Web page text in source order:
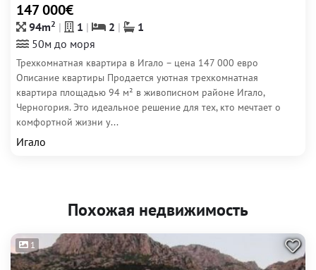
147 000€
94m2 1 2
1
50м до моря
Трехкомнатная квартира в Игало – цена 147 000 евро
Описание квартиры Продается уютная трехкомнатная
квартира площадью 94 м² в живописном районе Игало,
Черногория. Это идеальное решение для тех, кто мечтает о
комфортной жизни у...
Игало
Похожая недвижимость
1